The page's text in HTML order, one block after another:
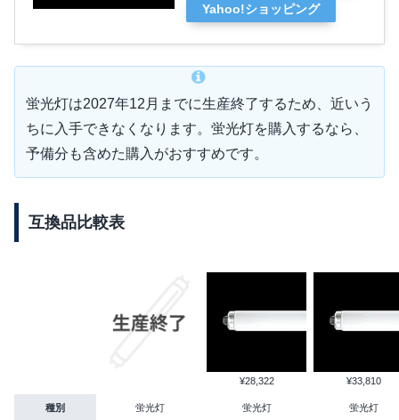
Yahoo!ショッピング
蛍光灯は2027年12月までに生産終了するため、近いう
ちに入手できなくなります。蛍光灯を購入するなら、
予備分も含めた購入がおすすめです。
互換品比較表
¥28,322 ¥33,810
種別 蛍光灯 蛍光灯 蛍光灯